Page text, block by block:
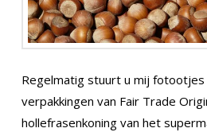
Regelmatig stuurt u mij fotootjes
verpakkingen van Fair Trade
hollefrasenkoning van het